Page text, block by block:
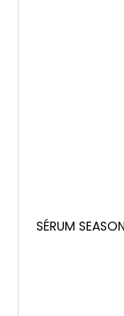
SÉRUM